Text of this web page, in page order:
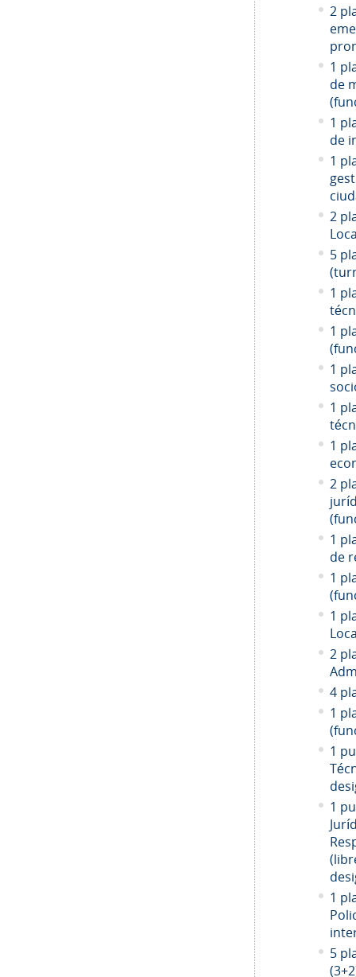
2
1
de
1
de
1
2
5
1
1
1
1
1
2
1
de
1
1
2
4
1
1
1
1
5